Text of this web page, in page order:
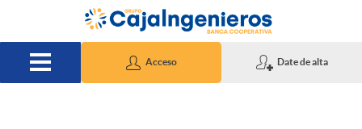
Saltar al contenido principal
Acceso Date de alta